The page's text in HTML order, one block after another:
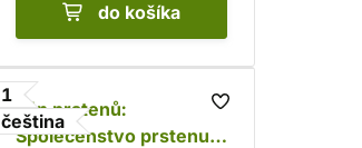
do košíka
1
čeština
Pán prstenů:
Společenstvo prstenu